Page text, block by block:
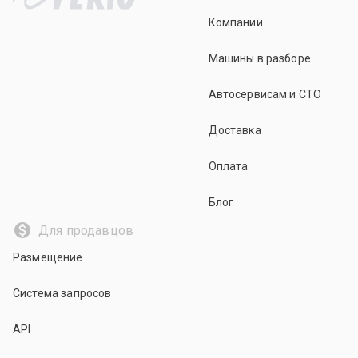
Elantra, элантра, porter, портер, h-1, старекс,
starex, терракан, terracan, sonata, соната, nf
Компании
Машины в разборе
Автосервисам и СТО
Доставка
Оплата
Блог
Для продавцов
Размещение
Система запросов
API